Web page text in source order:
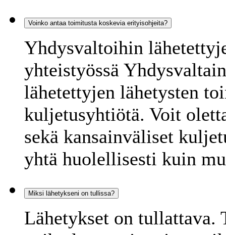
Voinko antaa toimitusta koskevia erityisohjeita?
Yhdysvaltoihin
yhteistyössä
lähetettyjen lähetysten
kuljetusyhtiötä. Voit
sekä kansainväliset
yhtä huolellisesti kuin
Miksi lähetykseni on tullissa?
Lähetykset on